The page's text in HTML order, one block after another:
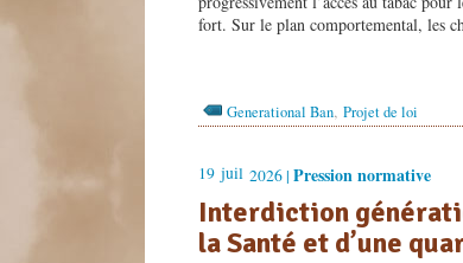
fort. Sur le plan comportemental, les
Generational Ban, Projet de loi
19 juil 2026 | Pression normative
Interdiction
la Santé et d’une